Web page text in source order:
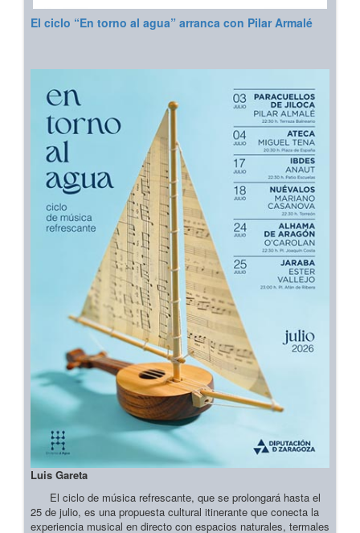
El ciclo “En torno al agua” arranca con Pilar Armalé
Luis Gareta
El ciclo de música refrescante, que se prolongará hasta el
25 de julio, es una propuesta cultural itinerante que conecta la
experiencia musical en directo con espacios naturales, termales